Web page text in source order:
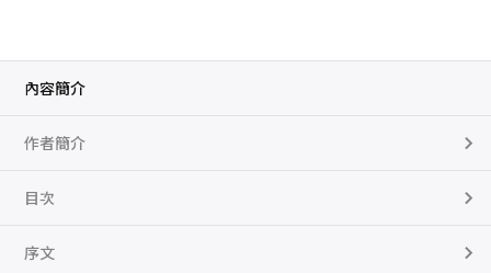
內容簡介
作者簡介
目次
序文